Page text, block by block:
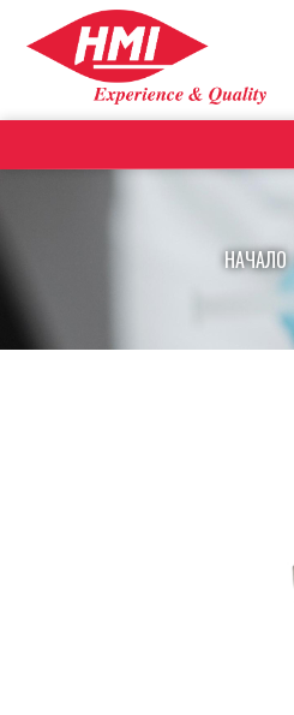
НАЧАЛО